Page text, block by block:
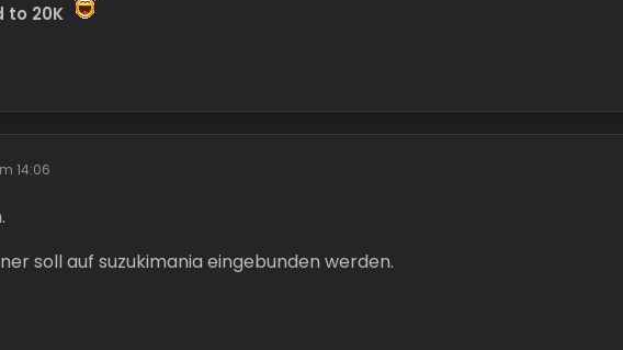
to 20K
14:06
soll auf suzukimania eingebunden werden.